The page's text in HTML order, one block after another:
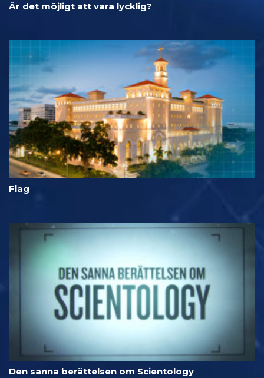
Är det möjligt att vara lycklig?
Flag
Den sanna berättelsen om Scientology